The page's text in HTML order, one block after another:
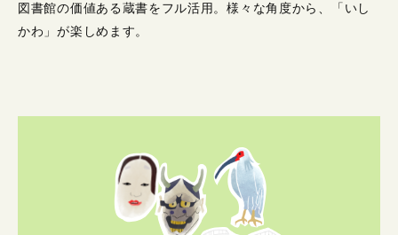
図書館の価値ある蔵書をフル活用。様々な角度から、「いし
かわ」が楽しめます。